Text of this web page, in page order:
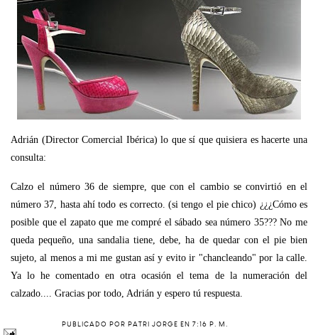
Adrián (Director Comercial Ibérica) lo que sí que quisiera es hacerte una
consulta:
Calzo el número 36 de siempre, que con el cambio se convirtió en el
número 37, hasta ahí todo es correcto. (si tengo el pie chico) ¿¿¿Cómo es
posible que el zapato que me compré el sábado sea número 35??? No me
queda pequeño, una sandalia tiene, debe, ha de quedar con el pie bien
sujeto, al menos a mi me gustan así y evito ir "chancleando" por la calle.
Ya lo he comentado en otra ocasión el tema de la numeración del
calzado.... Gracias por todo, Adrián y espero tú respuesta.
PUBLICADO POR PATRI JORGE EN 7:16 P. M.